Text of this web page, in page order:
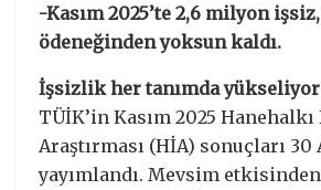
-Kasım 2025’te 2,6 milyon
ödeneğinden yoksun kaldı.
İşsizlik her tanımda yükseliyor
TÜİK’in Kasım 2025 Hanehalkı
Araştırması (HİA) sonuçları 30
yayımlandı. Mevsim etkisinden